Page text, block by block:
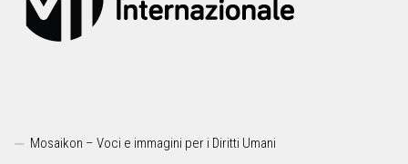
Mosaikon – Voci e immagini per i Diritti Umani